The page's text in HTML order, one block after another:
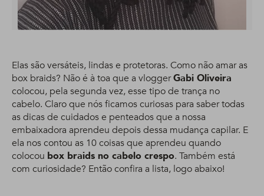
Elas são versáteis, lindas e protetoras. Como não amar as
box braids? Não é à toa que a vloggerGabi Oliveira
colocou, pela segunda vez, esse tipo de trança no
cabelo. Claro que nós ficamos curiosas para saber todas
as dicas de cuidados e penteados que a nossa
embaixadora aprendeu depois dessa mudança capilar. E
ela nos contou as 10 coisas que aprendeu quando
colocou box braids no cabelo crespo. Também está
com curiosidade? Então confira a lista, logo abaixo!